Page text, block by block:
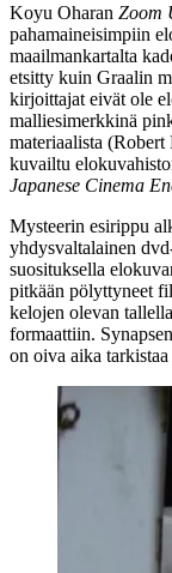
Koyu Oharan Zoom
pahamaineisimpiin
maailmankartalta
etsitty kuin Graalin
kirjoittajat eivät ole
malliesimerkkinä
materiaalista (Robert
kuvailtu
Japanese Cinema
Mysteerin esirippu
yhdysvaltalainen
suosituksella
pitkään pölyttyneet
kelojen olevan
formaattiin.
on oiva aika